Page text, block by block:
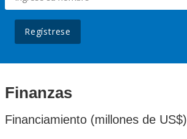
Regístrese
Finanzas
Financiamiento (millones de US$)